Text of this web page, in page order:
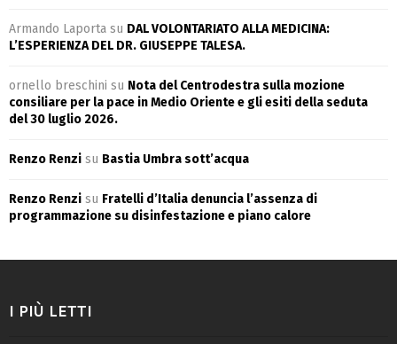
Armando Laporta su DAL VOLONTARIATO ALLA MEDICINA:
L’ESPERIENZA DEL DR. GIUSEPPE TALESA.
ornello breschini su Nota del Centrodestra sulla mozione
consiliare per la pace in Medio Oriente e gli esiti della seduta
del 30 luglio 2026.
Renzo Renzi su Bastia Umbra sott’acqua
Renzo Renzi su Fratelli d’Italia denuncia l’assenza di
programmazione su disinfestazione e piano calore
I PIÙ LETTI